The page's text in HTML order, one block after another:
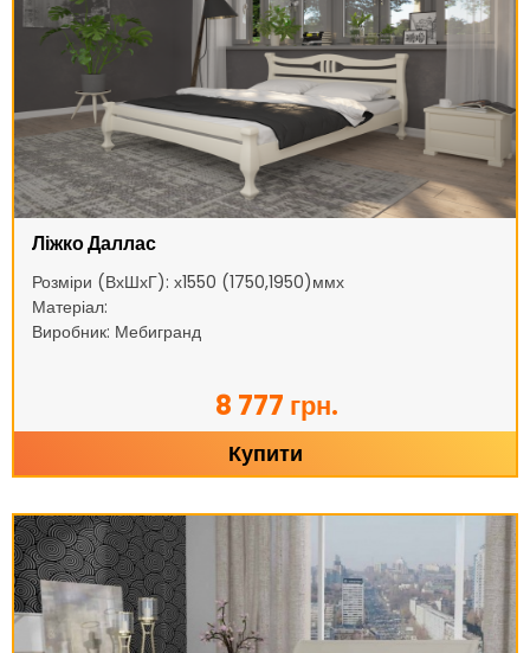
Ліжко Даллас
Розміри (ВхШхГ): х1550 (1750,1950)ммх
Матеріал:
Виробник: Мебигранд
8 777 грн.
Купити